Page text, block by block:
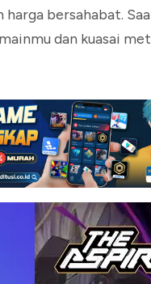
harga bersahabat.
dan kuasai